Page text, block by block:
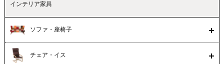
インテリア家具
ソファ・座椅子
チェア・イス